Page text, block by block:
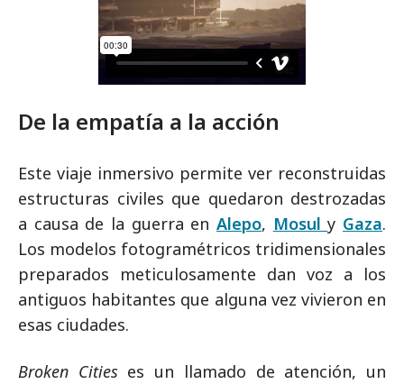
De la empatía a la acción
Este viaje inmersivo permite ver reconstruidas
estructuras civiles que quedaron destrozadas
a causa de la guerra en Alepo, Mosuly Gaza.
Los modelos fotogramétricos tridimensionales
preparados meticulosamente dan voz a los
antiguos habitantes que alguna vez vivieron en
esas ciudades.
Broken Citieses un llamado de atención, un